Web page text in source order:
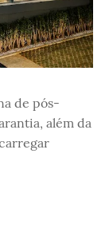
de pós-
além da